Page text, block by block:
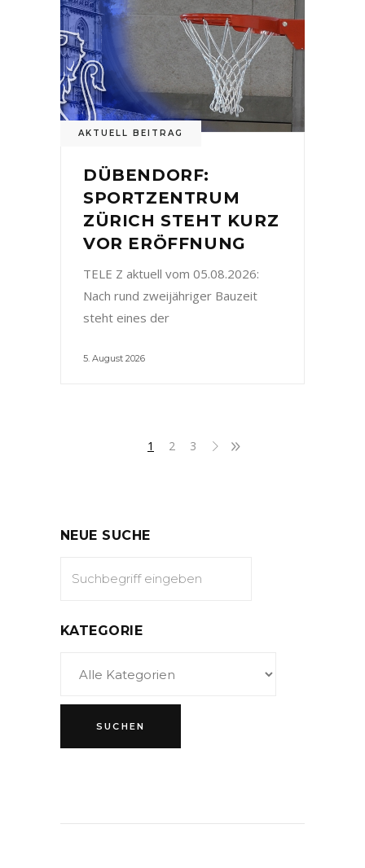
AKTUELL BEITRAG
DÜBENDORF:
SPORTZENTRUM
ZÜRICH STEHT KURZ
VOR ERÖFFNUNG
TELE Z aktuell vom 05.08.2026:
Nach rund zweijähriger Bauzeit
steht eines der
5. August 2026
1 2 3
NEUE SUCHE
KATEGORIE